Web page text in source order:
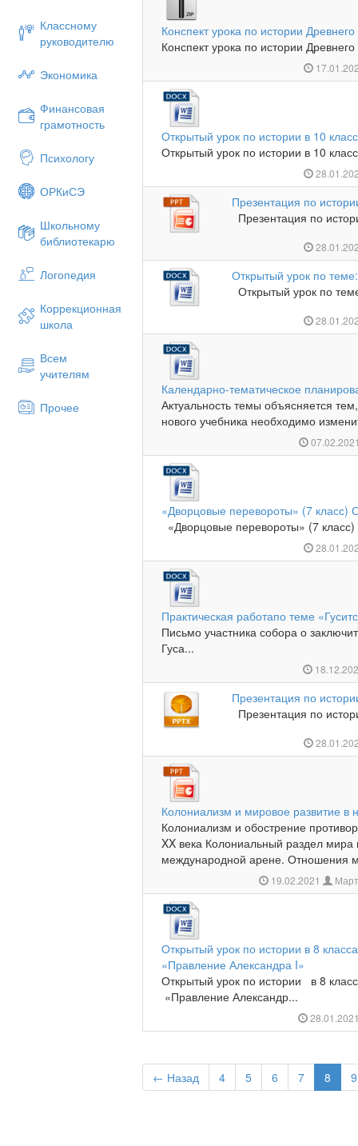
Классному
руководителю
Экономика
Финансовая
грамотность
Психологу
ОРКиСЭ
Школьному
библиотекарю
Логопедия
Коррекционная
школа
Всем
учителям
Прочее
Конспект урока по истории
Конспект урока по истории
Открытый урок по истории в 10
Открытый урок по истории в 10
Презентация по
Презентация по
Открытый урок по
Открытый урок по
Календарно-тематическое
Актуальность темы объясняется
нового учебника необходимо
«Дворцовые перевороты» (7 класс)
«Дворцовые перевороты» (7 класс)
Практическая работапо теме
Письмо участника собора о
Гуса...
Презентация по
Презентация по
Колониализм и мировое развитие в
Колониализм и обострение
XX века Колониальный раздел
международной арене. Отношения
19.02.2021
Открытый урок по истории в 8
«Правление Александра I»
Открытый урок по истории в 8
«Правление Александр...
← Назад 4 5 6 7 8 9